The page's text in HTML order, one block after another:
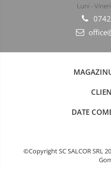
Luni -
DATE
©Copyright SC SALCOR SRL